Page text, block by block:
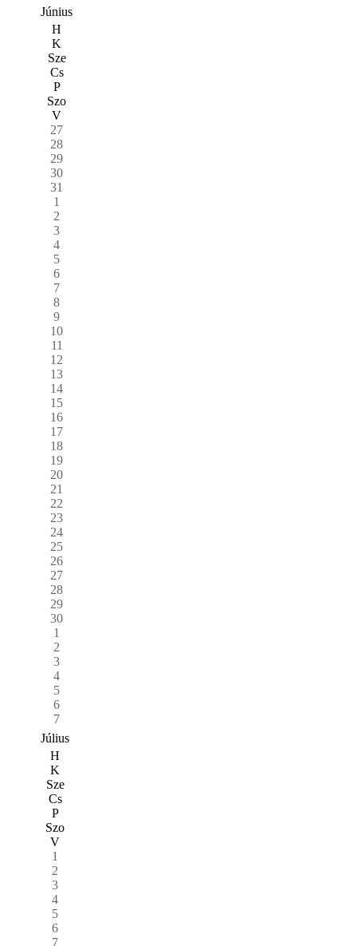
Június
H
K
Sze
Cs
P
Szo
V
27
28
29
30
31
1
2
3
4
5
6
7
8
9
10
11
12
13
14
15
16
17
18
19
20
21
22
23
24
25
26
27
28
29
30
1
2
3
4
5
6
7
Július
H
K
Sze
Cs
P
Szo
V
1
2
3
4
5
6
7